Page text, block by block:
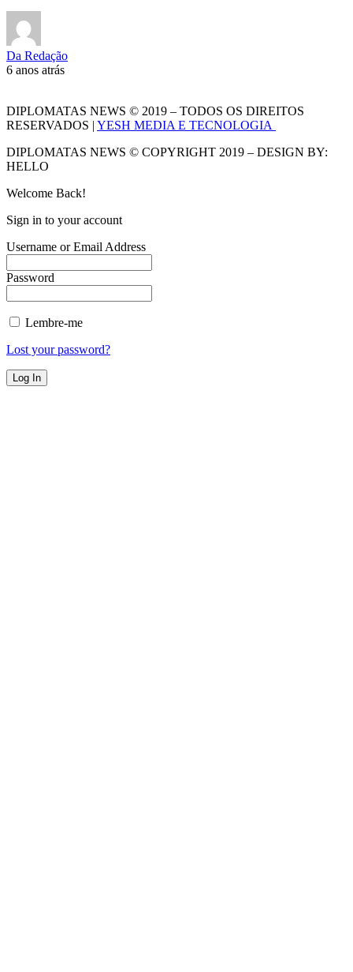
Da Redação
6 anos atrás
DIPLOMATAS NEWS © 2019 – TODOS OS DIREITOS
RESERVADOS | YESH MEDIA E TECNOLOGIA
DIPLOMATAS NEWS © COPYRIGHT 2019 – DESIGN BY:
HELLO
Welcome Back!
Sign in to your account
Username or Email Address
Password
Lembre-me
Lost your password?